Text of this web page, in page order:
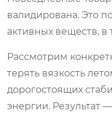
валидирована. Это
активных веществ, в
Рассмотрим
терять вязкость
дорогостоящих
энергии. Результат